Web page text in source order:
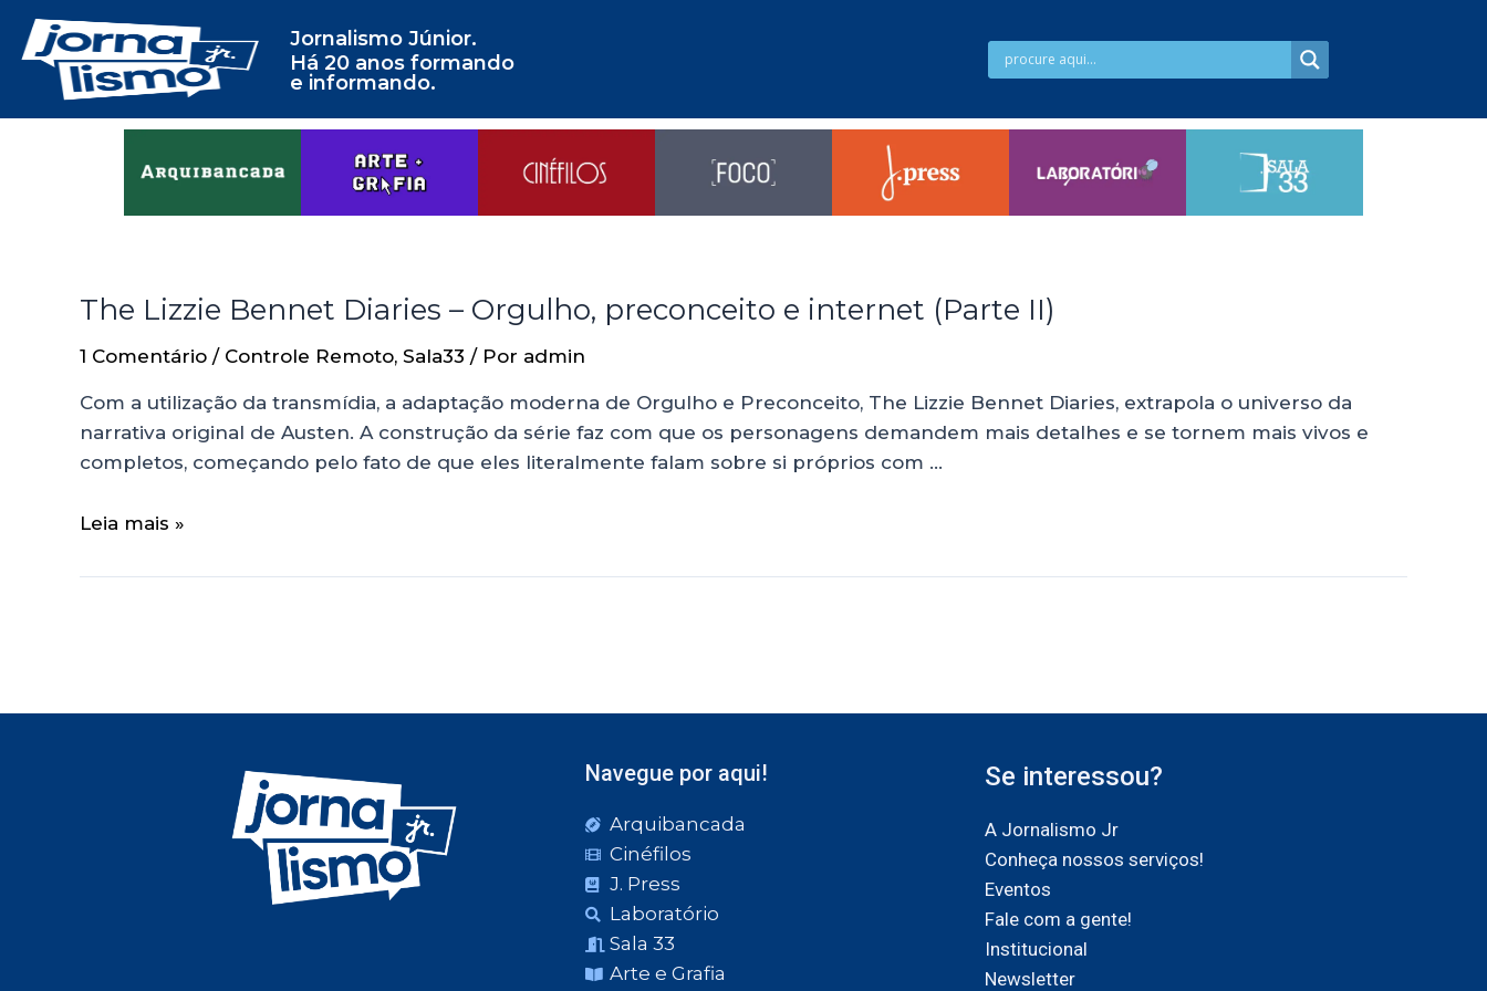
Jornalismo Júnior.
Há 20 anos formando
e informando.
The Lizzie Bennet Diaries – Orgulho, preconceito e internet (Parte II)
1 Comentário / Controle Remoto, Sala33 / Por admin
Com a utilização da transmídia, a adaptação moderna de Orgulho e Preconceito, The Lizzie Bennet Diaries, extrapola o universo da
narrativa original de Austen. A construção da série faz com que os personagens demandem mais detalhes e se tornem mais vivos e
completos, começando pelo fato de que eles literalmente falam sobre si próprios com …
Leia mais »
Navegue por aqui!
Arquibancada
Cinéfilos
J. Press
Laboratório
Sala 33
Arte e Grafia
Se interessou?
A Jornalismo Jr
Conheça nossos serviços!
Eventos
Fale com a gente!
Institucional
Newsletter